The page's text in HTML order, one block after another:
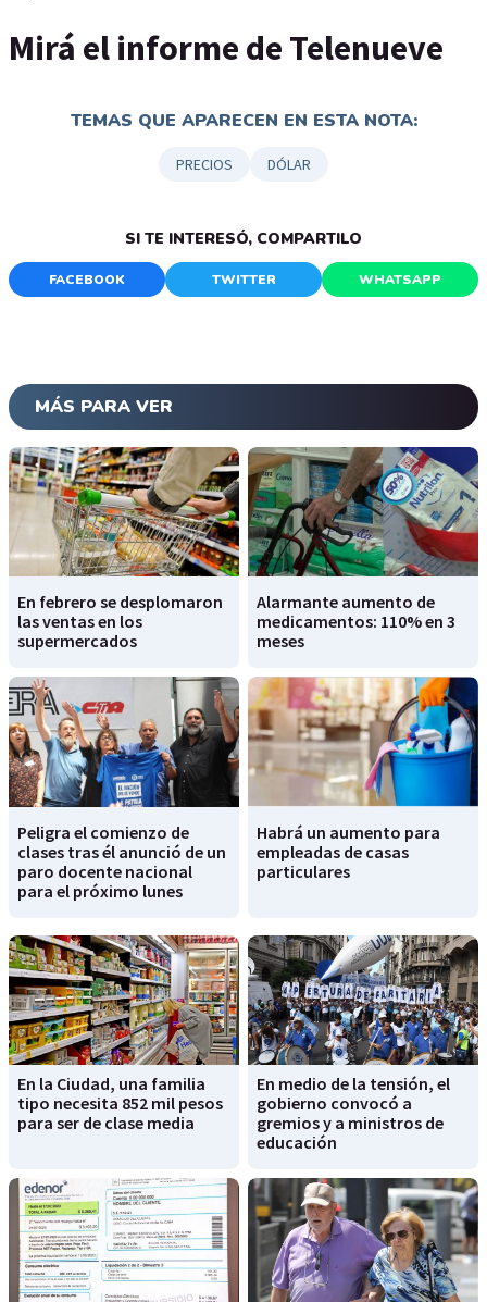
Mirá el informe de Telenueve
TEMAS QUE APARECEN EN ESTA NOTA:
PRECIOS DÓLAR
SI TE INTERESÓ, COMPARTILO
FACEBOOK TWITTER WHATSAPP
MÁS PARA VER
En febrero se desplomaron
las ventas en los
supermercados
Alarmante aumento de
medicamentos: 110% en 3
meses
Peligra el comienzo de
clases tras él anunció de un
paro docente nacional
para el próximo lunes
Habrá un aumento para
empleadas de casas
particulares
En la Ciudad, una familia
tipo necesita 852 mil pesos
para ser de clase media
En medio de la tensión, el
gobierno convocó a
gremios y a ministros de
educación